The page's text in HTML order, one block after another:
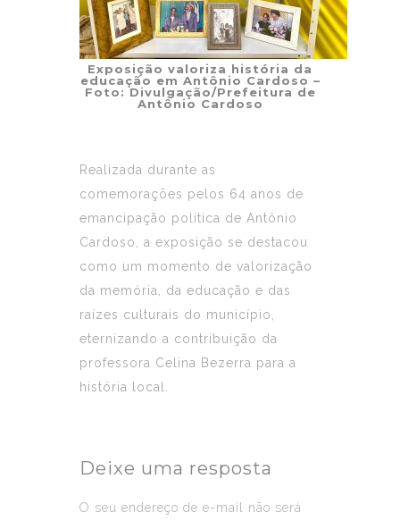
Exposição valoriza história da
educação em Antônio Cardoso –
Foto: Divulgação/Prefeitura de
Antônio Cardoso
Realizada durante as
comemorações pelos 64 anos de
emancipação política de Antônio
Cardoso, a exposição se destacou
como um momento de valorização
da memória, da educação e das
raízes culturais do município,
eternizando a contribuição da
professora Celina Bezerra para a
história local.
Deixe uma resposta
O seu endereço de e-mail não será